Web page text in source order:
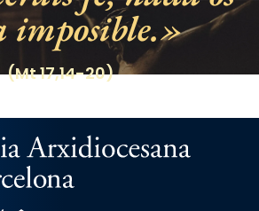
imposible.
(Mt 17,14-20)